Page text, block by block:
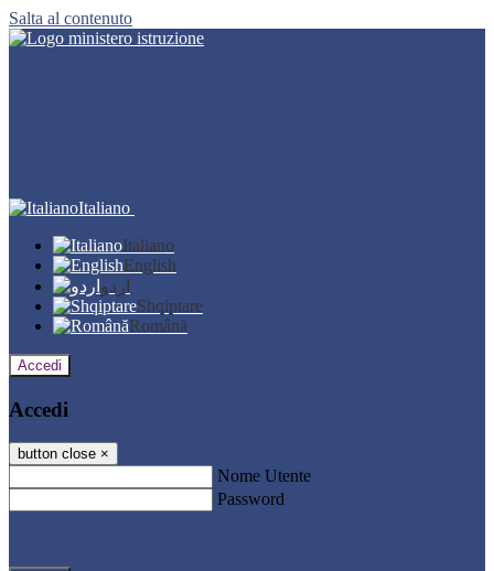
Salta al contenuto
Italiano
Italiano
English
اردو
Shqiptare
Română
Accedi
Accedi
button close ×
Nome Utente
Password